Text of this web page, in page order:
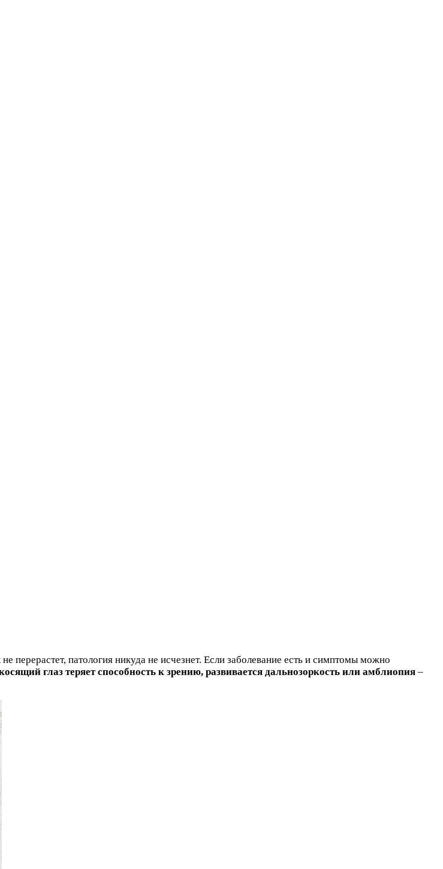
перерастет, патология никуда не исчезнет. Если заболевание есть и симптомы можно
глаз теряет способность к зрению, развивается дальнозоркость или амблиопия –